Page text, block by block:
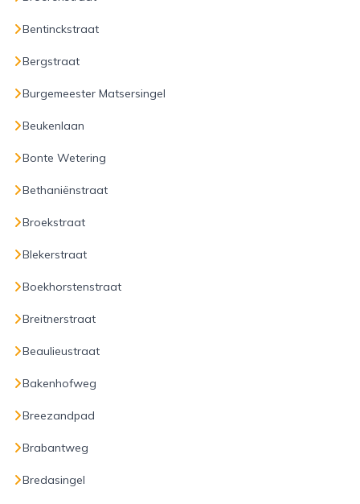
Bentinckstraat
Bergstraat
Burgemeester Matsersingel
Beukenlaan
Bonte Wetering
Bethaniënstraat
Broekstraat
Blekerstraat
Boekhorstenstraat
Breitnerstraat
Beaulieustraat
Bakenhofweg
Breezandpad
Brabantweg
Bredasingel